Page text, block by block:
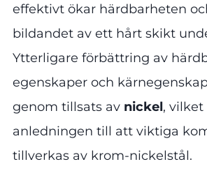
effektivt ökar härdbarheten
bildandet av ett hårt skikt
Ytterligare förbättring av
egenskaper och
genom tillsats av nickel, vilket
anledningen till att viktiga
tillverkas av krom-nickelstål.